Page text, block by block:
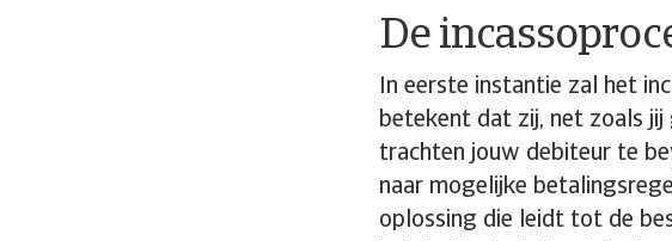
De
In eerste instantie zal het
betekent dat zij, net zoals jij
trachten jouw debiteur te
naar mogelijke
oplossing die leidt tot de